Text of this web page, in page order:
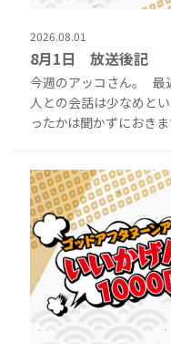
2026.08.01
8月1日 放送後記
今週のアッコさん。 最
人との会話は少なめと
ったかは聞かずにおき